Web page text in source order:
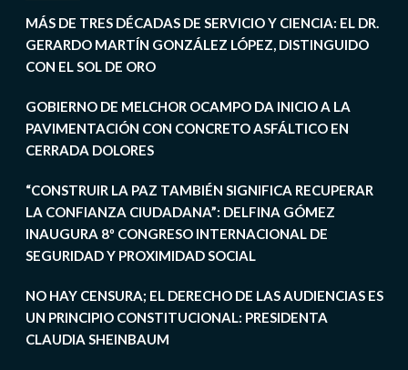
MÁS DE TRES DÉCADAS DE SERVICIO Y CIENCIA: EL DR.
GERARDO MARTÍN GONZÁLEZ LÓPEZ, DISTINGUIDO
CON EL SOL DE ORO
GOBIERNO DE MELCHOR OCAMPO DA INICIO A LA
PAVIMENTACIÓN CON CONCRETO ASFÁLTICO EN
CERRADA DOLORES
“CONSTRUIR LA PAZ TAMBIÉN SIGNIFICA RECUPERAR
LA CONFIANZA CIUDADANA”: DELFINA GÓMEZ
INAUGURA 8º CONGRESO INTERNACIONAL DE
SEGURIDAD Y PROXIMIDAD SOCIAL
NO HAY CENSURA; EL DERECHO DE LAS AUDIENCIAS ES
UN PRINCIPIO CONSTITUCIONAL: PRESIDENTA
CLAUDIA SHEINBAUM